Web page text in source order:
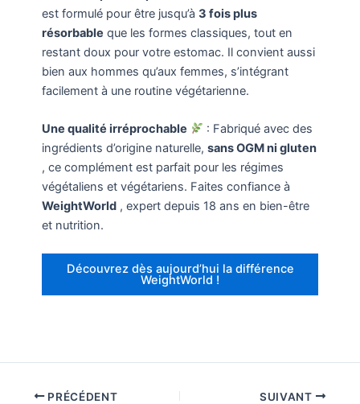
est formulé pour être jusqu’à 3 fois plus
résorbable que les formes classiques, tout en
restant doux pour votre estomac. Il convient aussi
bien aux hommes qu’aux femmes, s’intégrant
facilement à une routine végétarienne.
Une qualité irréprochable
: Fabriqué avec des
ingrédients d’origine naturelle, sans OGM ni gluten
, ce complément est parfait pour les régimes
végétaliens et végétariens. Faites confiance à
WeightWorld, expert depuis 18 ans en bien-être
et nutrition.
Découvrez dès aujourd’hui la différence
WeightWorld !
PRÉCÉDENT SUIVANT